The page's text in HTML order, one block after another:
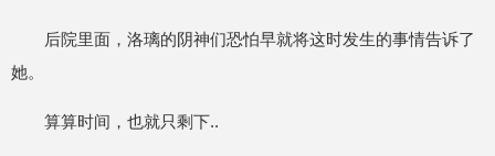
后院里面，洛璃的阴神们恐怕早就将这时发生的事情告诉了
她。
算算时间，也就只剩下..